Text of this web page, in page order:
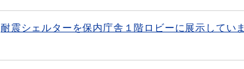
耐震シェルターを保内庁舎１階ロビーに展示してい